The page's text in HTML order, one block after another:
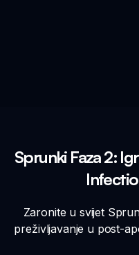
Sprunki Faza 2:
Zaronite u svijet
preživljavanje u post-